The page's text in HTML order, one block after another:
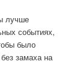
лучше
событиях,
было
замаха на